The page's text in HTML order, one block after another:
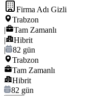
Firma Adı Gizli
Trabzon
|
Tam Zamanlı
|
Hibrit
|
82 gün
Trabzon
Tam Zamanlı
Hibrit
82 gün